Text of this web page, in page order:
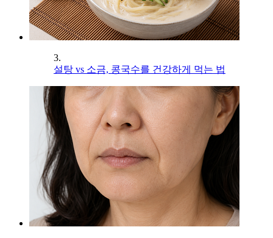
3.
설탕 vs 소금, 콩국수를 건강하게 먹는 법